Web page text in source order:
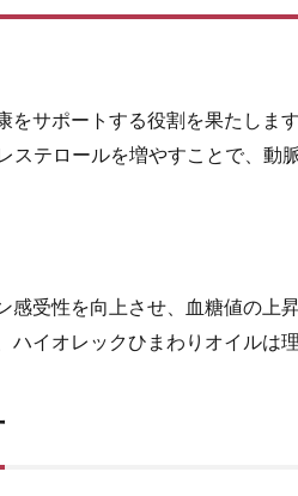
をサポートする役割を果たしま
ステロールを増やすことで、動
感受性を向上させ、血糖値の上
ハイオレックひまわりオイルは